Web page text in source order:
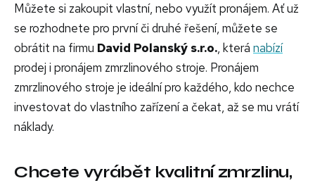
Můžete si zakoupit vlastní, nebo využít pronájem. Ať už
se rozhodnete pro první či druhé řešení, můžete se
obrátit na firmu David Polanský s.r.o., která nabízí
prodej i pronájem zmrzlinového stroje. Pronájem
zmrzlinového stroje je ideální pro každého, kdo nechce
investovat do vlastního zařízení a čekat, až se mu vrátí
náklady.
Chcete vyrábět kvalitní zmrzlinu,